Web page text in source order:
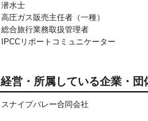
潜水士
高圧ガス販売主任者（一種）
総合旅行業務取扱管理者
IPCCリポートコミュニケーター
経営・所属している企業・団
スナイプバレー合同会社